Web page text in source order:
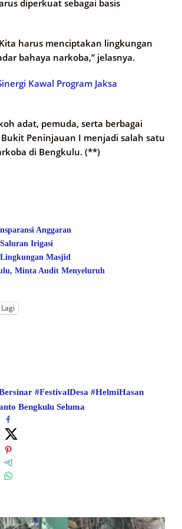
diperkuat sebagai basis
harus menciptakan lingkungan
bahaya narkoba,” jelasnya.
Kawal Program Jaksa
adat, pemuda, serta berbagai
Peninjauan I menjadi salah satu
di Bengkulu. (**)
Anggaran
Irigasi
Masjid
Minta Audit Menyeluruh
Lagi
#FestivalDesa #HelmiHasan
Bengkulu Seluma